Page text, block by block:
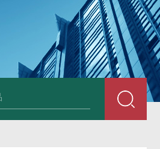
HT808300kg带座椅轮椅秤 血透室轮椅